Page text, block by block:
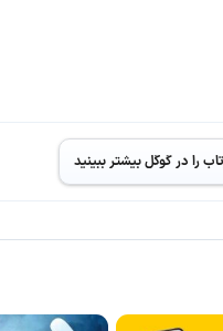
را در گوگل بیشتر ببینید